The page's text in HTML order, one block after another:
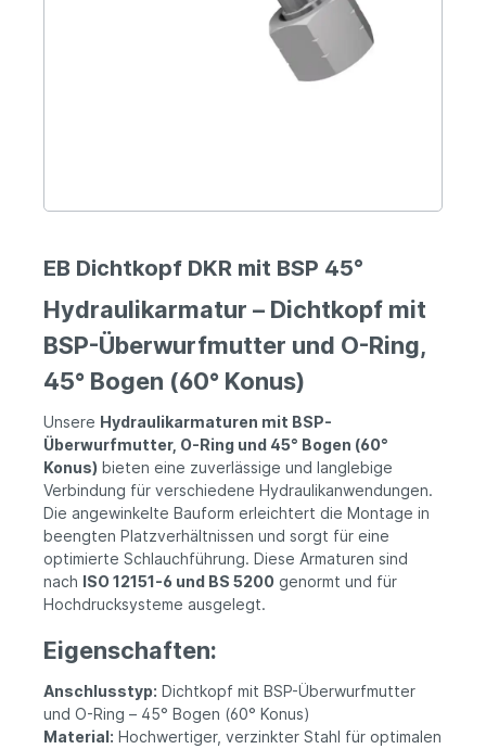
EB Dichtkopf DKR mit BSP 45°
Hydraulikarmatur – Dichtkopf mit
BSP-Überwurfmutter und O-Ring,
45° Bogen (60° Konus)
Unsere Hydraulikarmaturen mit BSP-
Überwurfmutter, O-Ring und 45° Bogen (60°
Konus) bieten eine zuverlässige und langlebige
Verbindung für verschiedene Hydraulikanwendungen.
Die angewinkelte Bauform erleichtert die Montage in
beengten Platzverhältnissen und sorgt für eine
optimierte Schlauchführung. Diese Armaturen sind
nach ISO 12151-6 und BS 5200 genormt und für
Hochdrucksysteme ausgelegt.
Eigenschaften:
Anschlusstyp: Dichtkopf mit BSP-Überwurfmutter
und O-Ring – 45° Bogen (60° Konus)
Material: Hochwertiger, verzinkter Stahl für optimalen